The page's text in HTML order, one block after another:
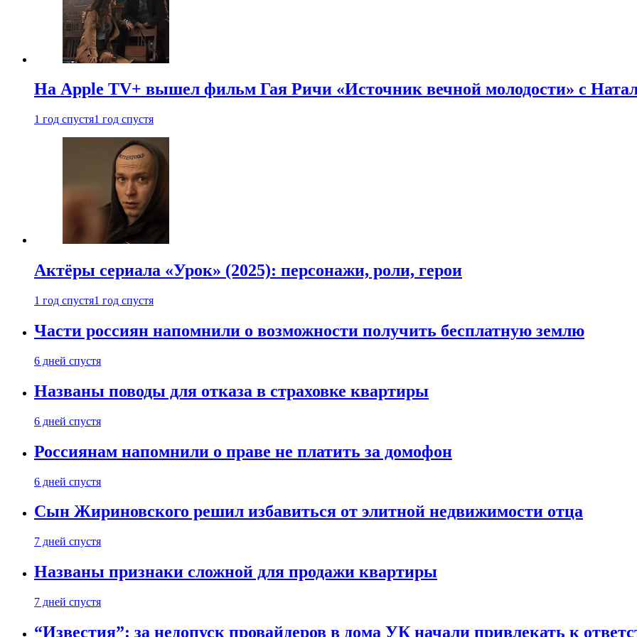
На Apple TV+ вышел фильм Гая Ричи «Источник вечной молодости» с
1 год спустя1 год спустя
Актёры сериала «Урок» (2025): персонажи, роли, герои
1 год спустя1 год спустя
Части россиян напомнили о возможности получить бесплатную землю
6 дней спустя
Названы поводы для отказа в страховке квартиры
6 дней спустя
Россиянам напомнили о праве не платить за домофон
6 дней спустя
Сын Жириновского решил избавиться от элитной недвижимости отца
7 дней спустя
Названы признаки сложной для продажи квартиры
7 дней спустя
“Известия”: за недопуск провайдеров в дома УК начали привлекать к